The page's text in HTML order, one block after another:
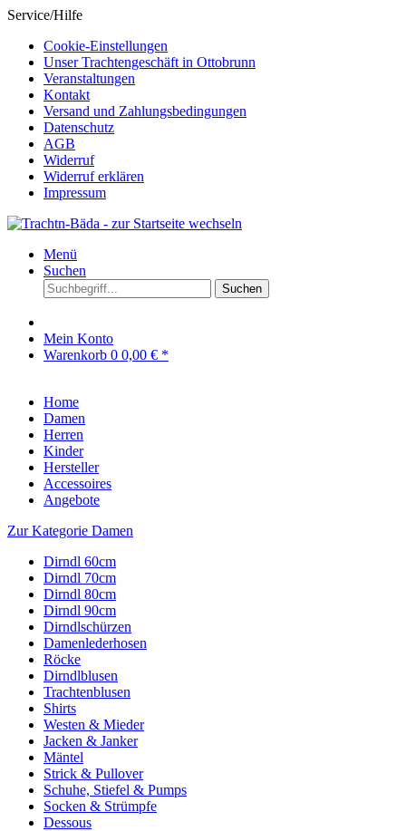
Service/Hilfe
Cookie-Einstellungen
Unser Trachtengeschäft in Ottobrunn
Veranstaltungen
Kontakt
Versand und Zahlungsbedingungen
Datenschutz
AGB
Widerruf
Widerruf erklären
Impressum
Menü
Suchen
Suchen
Mein Konto
Warenkorb 0 0,00 € *
Home
Damen
Herren
Kinder
Hersteller
Accessoires
Angebote
Zur Kategorie Damen
Dirndl 60cm
Dirndl 70cm
Dirndl 80cm
Dirndl 90cm
Dirndlschürzen
Damenlederhosen
Röcke
Dirndlblusen
Trachtenblusen
Shirts
Westen & Mieder
Jacken & Janker
Mäntel
Strick & Pullover
Schuhe, Stiefel & Pumps
Socken & Strümpfe
Dessous